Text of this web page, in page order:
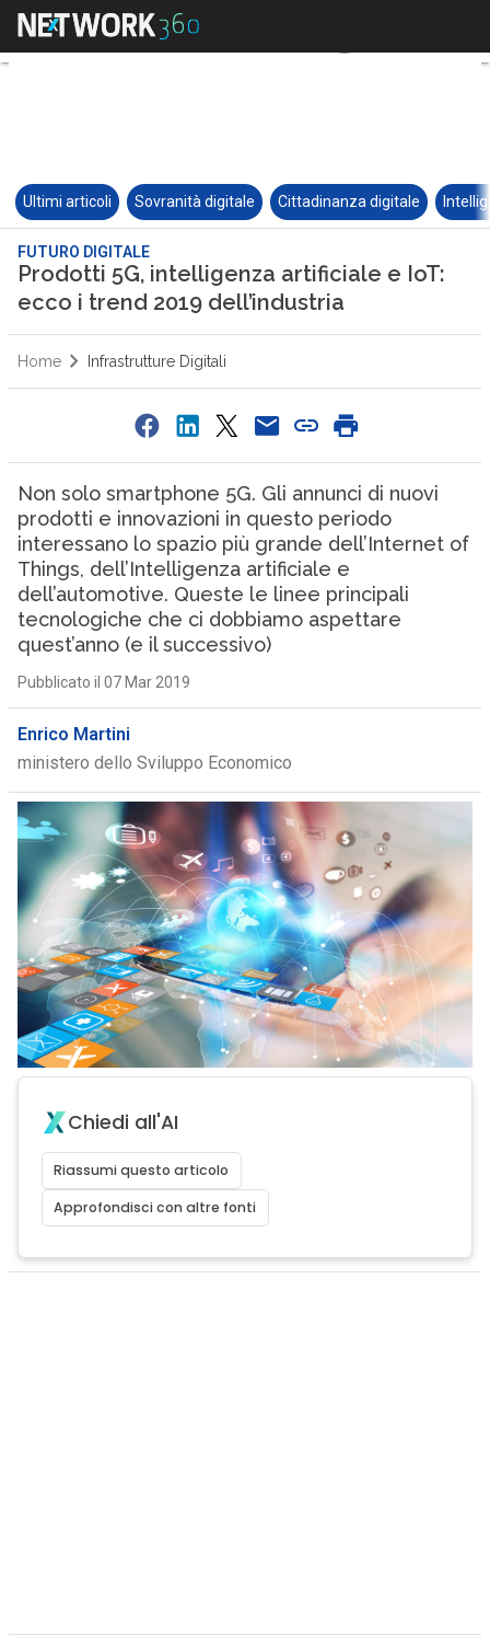
Ultimi articoli Sovranità digitale Cittadinanza digitale
FUTURO DIGITALE
Prodotti 5G, intelligenza artificiale e IoT:
ecco i trend 2019 dell’industria
Home Infrastrutture Digitali
Non solo smartphone 5G. Gli annunci di nuovi
prodotti e innovazioni in questo periodo
interessano lo spazio più grande dell’Internet of
Things, dell’Intelligenza artificiale e
dell’automotive. Queste le linee principali
tecnologiche che ci dobbiamo aspettare
quest’anno (e il successivo)
Pubblicato il 07 Mar 2019
Enrico Martini
ministero dello Sviluppo Economico
Chiedi all'AI
Riassumi questo articolo
Approfondisci con altre fonti